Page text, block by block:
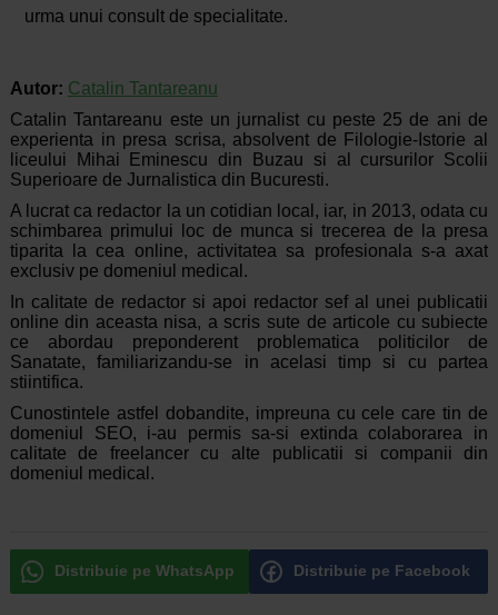
urma unui consult de specialitate.
Autor: Catalin Tantareanu
Catalin Tantareanu este un jurnalist cu peste 25 de ani de
experienta in presa scrisa, absolvent de Filologie-Istorie al
liceului Mihai Eminescu din Buzau si al cursurilor Scolii
Superioare de Jurnalistica din Bucuresti.
A lucrat ca redactor la un cotidian local, iar, in 2013, odata cu
schimbarea primului loc de munca si trecerea de la presa
tiparita la cea online, activitatea sa profesionala s-a axat
exclusiv pe domeniul medical.
In calitate de redactor si apoi redactor sef al unei publicatii
online din aceasta nisa, a scris sute de articole cu subiecte
ce abordau preponderent problematica politicilor de
Sanatate, familiarizandu-se in acelasi timp si cu partea
stiintifica.
Cunostintele astfel dobandite, impreuna cu cele care tin de
domeniul SEO, i-au permis sa-si extinda colaborarea in
calitate de freelancer cu alte publicatii si companii din
domeniul medical.
Distribuie pe WhatsApp Distribuie pe Facebook